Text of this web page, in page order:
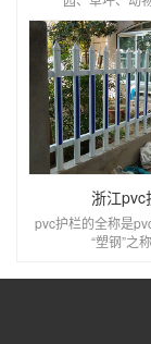
浙江pvc
pvc护栏的全称是
“塑钢”之